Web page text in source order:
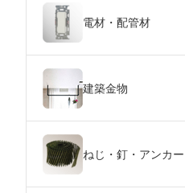
電材・配管材
建築金物
ねじ・釘・アンカー